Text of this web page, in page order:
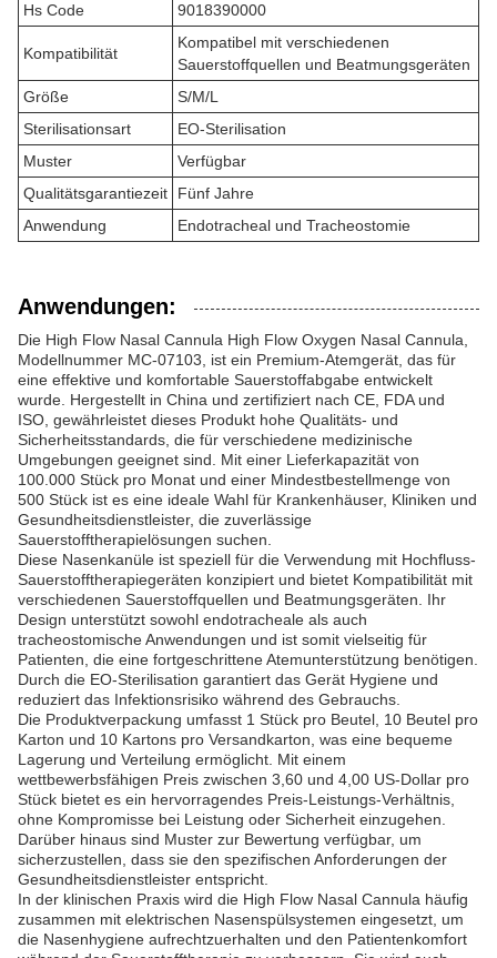
Hs Code 9018390000
Kompatibilität
Kompatibel mit verschiedenen
Sauerstoffquellen und Beatmungsgeräten
Größe
S/M/L
Sterilisationsart
EO-Sterilisation
Muster
Verfügbar
Qualitätsgarantiezeit
Fünf Jahre
Anwendung
Endotracheal und Tracheostomie
Anwendungen:
Die High Flow Nasal Cannula High Flow Oxygen Nasal Cannula,
Modellnummer MC-07103, ist ein Premium-Atemgerät, das für
eine effektive und komfortable Sauerstoffabgabe entwickelt
wurde. Hergestellt in China und zertifiziert nach CE, FDA und
ISO, gewährleistet dieses Produkt hohe Qualitäts- und
Sicherheitsstandards, die für verschiedene medizinische
Umgebungen geeignet sind. Mit einer Lieferkapazität von
100.000 Stück pro Monat und einer Mindestbestellmenge von
500 Stück ist es eine ideale Wahl für Krankenhäuser, Kliniken und
Gesundheitsdienstleister, die zuverlässige
Sauerstofftherapielösungen suchen.
Diese Nasenkanüle ist speziell für die Verwendung mit Hochfluss-
Sauerstofftherapiegeräten konzipiert und bietet Kompatibilität mit
verschiedenen Sauerstoffquellen und Beatmungsgeräten. Ihr
Design unterstützt sowohl endotracheale als auch
tracheostomische Anwendungen und ist somit vielseitig für
Patienten, die eine fortgeschrittene Atemunterstützung benötigen.
Durch die EO-Sterilisation garantiert das Gerät Hygiene und
reduziert das Infektionsrisiko während des Gebrauchs.
Die Produktverpackung umfasst 1 Stück pro Beutel, 10 Beutel pro
Karton und 10 Kartons pro Versandkarton, was eine bequeme
Lagerung und Verteilung ermöglicht. Mit einem
wettbewerbsfähigen Preis zwischen 3,60 und 4,00 US-Dollar pro
Stück bietet es ein hervorragendes Preis-Leistungs-Verhältnis,
ohne Kompromisse bei Leistung oder Sicherheit einzugehen.
Darüber hinaus sind Muster zur Bewertung verfügbar, um
sicherzustellen, dass sie den spezifischen Anforderungen der
Gesundheitsdienstleister entspricht.
In der klinischen Praxis wird die High Flow Nasal Cannula häufig
zusammen mit elektrischen Nasenspülsystemen eingesetzt, um
die Nasenhygiene aufrechtzuerhalten und den Patientenkomfort